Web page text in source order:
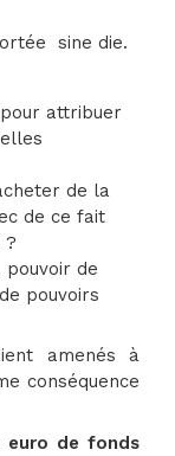
sine die.
attribuer
de la
de ce fait
?
de
pouvoirs
amenés à
conséquence
euro de fonds